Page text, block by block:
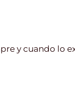
y cuando lo